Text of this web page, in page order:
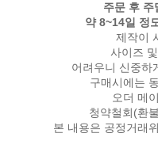
주문 후 주
약 8~14일 정
제작이
사이즈
어려우니 신중하
구매시에는
오더 메
청약철회(환
본 내용은 공정거래